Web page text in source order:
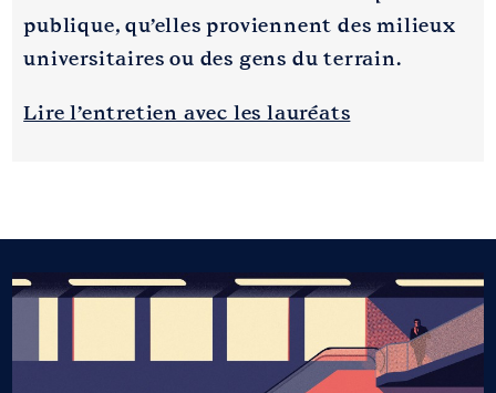
publique, qu’elles proviennent des milieux
universitaires ou des gens du terrain.
Lire l’entretien avec les lauréats